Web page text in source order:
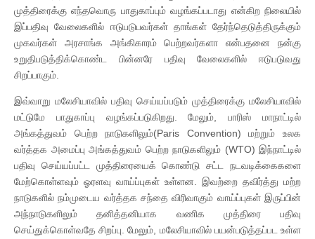
முத்திரைக்கு எந்தவொரு பாதுகாப்பும் வழங்கப்படாது என்கிற நிலையில்
இப்பதிவு வேலைகளில் ஈடுபடுபவர்கள் தாங்கள் தேர்ந்தெடுத்திருக்கும்
முகவர்கள் அரசாங்க அங்கிகாரம் பெற்றவர்களா என்பதனை நன்கு
உறுதிபடுத்திக்கொண்ட பின்னரே பதிவு வேலைகளில் ஈடுபடுவது
சிறப்பாகும்.
இவ்வாறு மலேசியாவில் பதிவு செய்யப்படும் முத்திரைக்கு மலேசியாவில்
மட்டுமே பாதுகாப்பு வழங்கப்படுகிறது. மேலும், பாரிஸ் மாநாட்டில்
அங்கத்துவம் பெற்ற நாடுகளிலும்(Paris Convention) மற்றும் உலக
வர்த்தக அமைப்பு அங்கத்துவம் பெற்ற நாடுகளிலும் (WTO) இந்நாட்டில்
பதிவு செய்யப்பட்ட முத்திரையைக் கொண்டு சட்ட நடவடிக்கைகளை
மேற்கொள்ளவும் ஓரளவு வாய்ப்புகள் உள்ளன. இவற்றை தவிர்த்து மற்ற
நாடுகளில் நம்முடைய வர்த்தக சந்தை விரிவாகும் வாய்ப்புகள் இருப்பின்
அந்நாடுகளிலும் தனித்தனியாக வணிக முத்திரை பதிவு
செய்துக்கொள்வதே சிறப்பு. மேலும், மலேசியாவில் பயன்படுத்தப்பட உள்ள